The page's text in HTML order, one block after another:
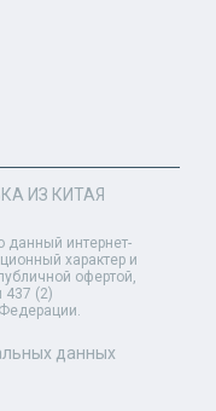
ИЗ КИТАЯ
интернет-
характер и
офертой,
437 (2)
данных